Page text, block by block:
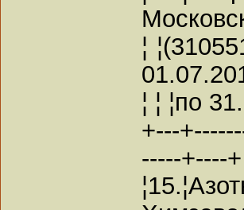
¦
¦ ¦ ¦по
+---
-----+----+